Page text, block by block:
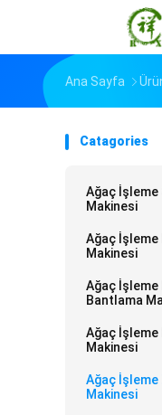
Ana Sayfa
Catagories
Ağaç
Makinesi
Ağaç İşleme
Makinesi
Ağaç İşleme
Bantlama
Ağaç İşleme
Makinesi
Ağaç İşleme
Makinesi